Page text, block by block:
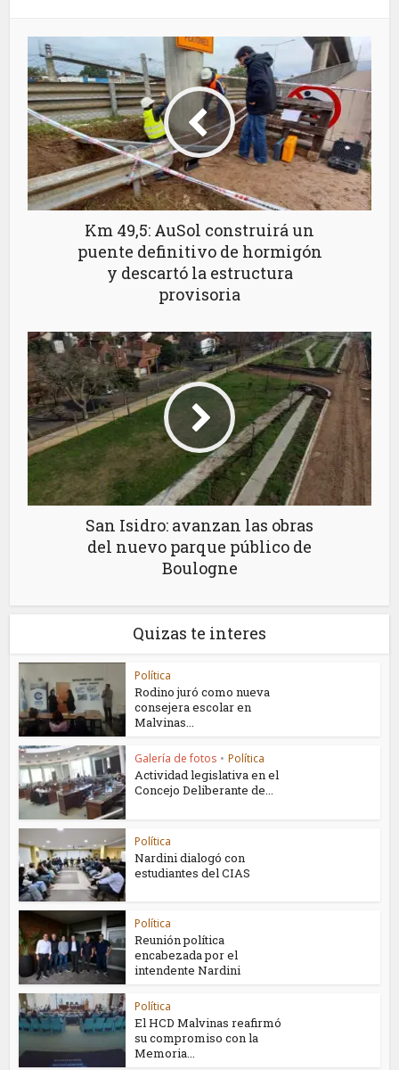
Km 49,5: AuSol construirá un
puente definitivo de hormigón
y descartó la estructura
provisoria
San Isidro: avanzan las obras
del nuevo parque público de
Boulogne
Quizas te interes
Política
Rodino juró como nueva
consejera escolar en
Malvinas...
Galería de fotos • Política
Actividad legislativa en el
Concejo Deliberante de...
Política
Nardini dialogó con
estudiantes del CIAS
Política
Reunión política
encabezada por el
intendente Nardini
Política
El HCD Malvinas reafirmó
su compromiso con la
Memoria...